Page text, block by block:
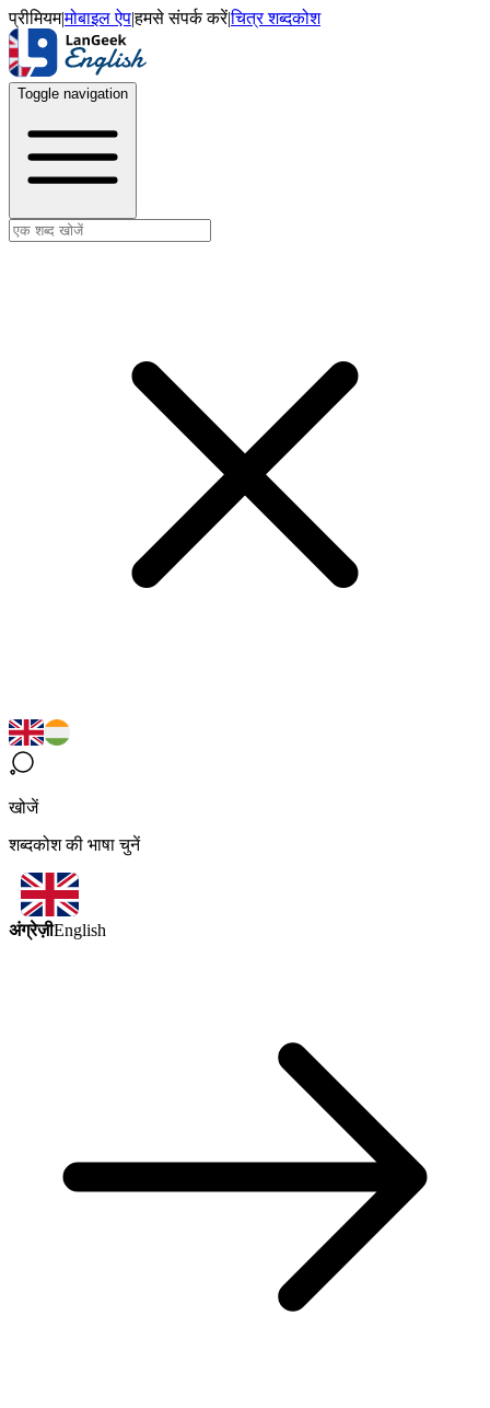
प्रीमियम|मोबाइल ऐप|हमसे संपर्क करें|चित्र शब्दकोश
Toggle navigation
खोजें
शब्दकोश की भाषा चुनें
अंग्रेज़ीEnglish